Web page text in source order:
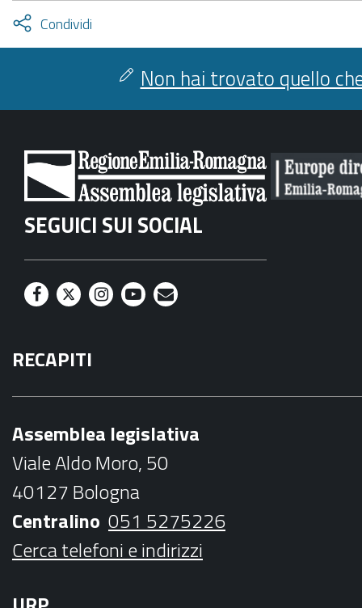
Condividi
facebook
twitter
Attiva
condividi
Non hai trovato quello
SEGUICI SUI SOCIAL
F
c
e
o
k
T
i
t
r
I
t
r
a
m
Y
t
b
e
M
l
RECAPITI
Assemblea legislativa
Viale Aldo Moro, 50
40127 Bologna
Centralino 051 5275226
Cerca telefoni e indirizzi